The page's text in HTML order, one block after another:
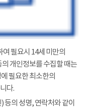
필요시 14세 미만의
개인정보를 수집할 때는
필요한 최소한의
다.
의 성명, 연락처와 같이